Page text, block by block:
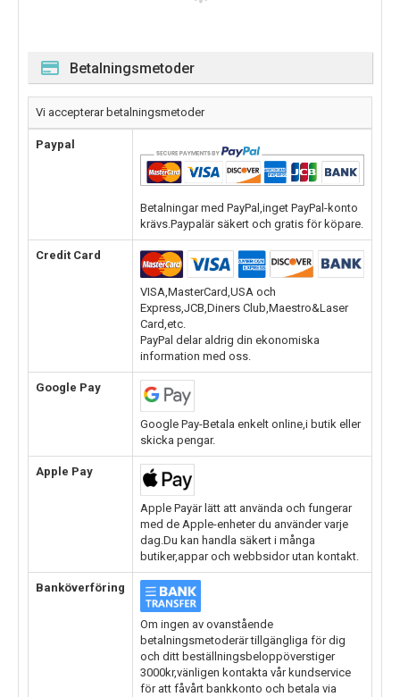
Betalningsmetoder
Vi accepterar betalningsmetoder
Paypal
Betalningar med PayPal,inget PayPal-konto
krävs.Paypalär säkert och gratis för köpare.
Credit Card
VISA,MasterCard,USA och
Express,JCB,Diners Club,Maestro&Laser
Card,etc.
PayPal delar aldrig din ekonomiska
information med oss.
Google Pay
Google Pay-Betala enkelt online,i butik eller
skicka pengar.
Apple Pay
Apple Payär lätt att använda och fungerar
med de Apple-enheter du använder varje
dag.Du kan handla säkert i många
butiker,appar och webbsidor utan kontakt.
Banköverföring
Om ingen av ovanstående
betalningsmetoderär tillgängliga för dig
och ditt beställningsbeloppöverstiger
3000kr,vänligen kontakta vår kundservice
för att fåvårt bankkonto och betala via